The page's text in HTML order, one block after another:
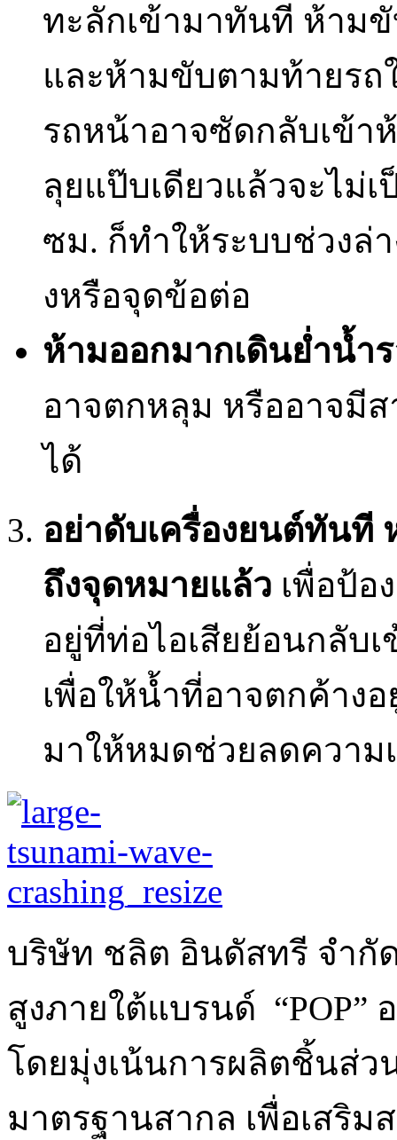
ทะลักเข้ามาทันที ห้าม
และห้ามขับตามท้ายรถ
รถหน้าอาจซัดกลับเข้า
ลุยแป๊บเดียวแล้วจะไม่เ
ซม. ก็ทำให้ระบบช่วงล่
งหรือจุดข้อต่อ
ห้ามออกมากเดินย่ำน้ำ
อาจตกหลุม หรืออาจมี
ได้
อย่าดับเครื่องยนต์ทันที
ถึงจุดหมายแล้ว เพื่อป้อ
อยู่ที่ท่อไอเสียย้อนกลับ
เพื่อให้น้ำที่อาจตกค้าง
มาให้หมดช่วยลดความ
บริษัท ชลิต อินดัสทรี จำ
สูงภายใต้แบรนด์ “POP”
โดยมุ่งเน้นการผลิตชิ้นส่
มาตรฐานสากล เพื่อเสริ